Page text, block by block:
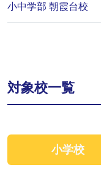
小中学部 朝霞台校
対象校一覧
小学校